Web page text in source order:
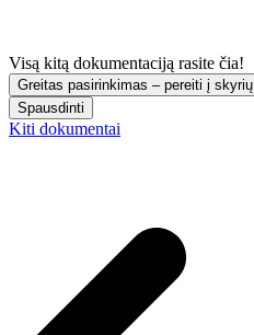
Visą kitą dokumentaciją rasite čia!
Greitas pasirinkimas – pereiti į skyrių
Spausdinti
Kiti dokumentai